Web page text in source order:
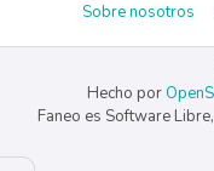
Sobre nosotros
Hecho por
Faneo es Software